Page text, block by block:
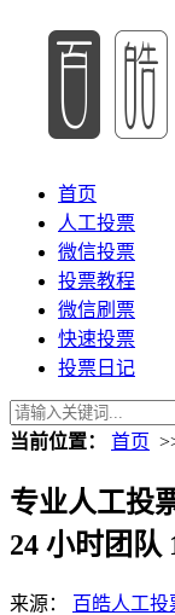
首页
人工投票
微信投票
投票教程
微信刷票
快速投票
投票日记
当前位置： 首页
专业人工投
24 小时团队
来源： 百皓人工投